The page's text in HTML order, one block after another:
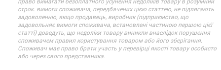
строк. вимоги споживача, передбачених цією статтею, не підлягають
задоволенню, якщо продавець, виробник (підприємство, що
задовольняє вимоги споживача, встановлені частиною першою цієї
статті) доведуть, що недоліки товару виникли внаслідок порушення
споживачем правил користування товаром або його зберігання.
Споживач має право брати участь у перевірці якості товару особисто
або через свого представника.